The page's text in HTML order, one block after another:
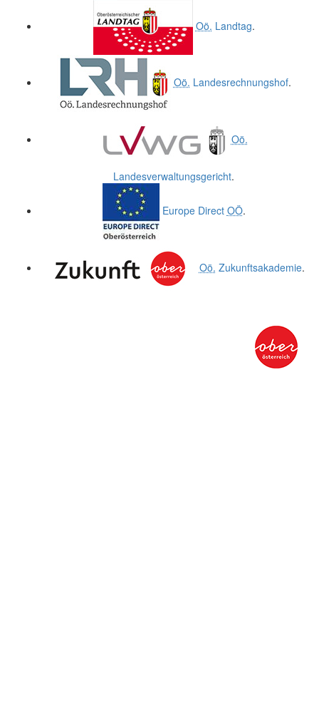
Oö. Landtag.
Oö. Landesrechnungshof.
Oö.
Landesverwaltungsgericht.
Europe Direct OÖ.
Oö. Zukunftsakademie.